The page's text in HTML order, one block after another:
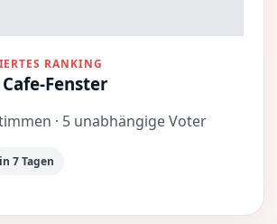
RANKING
Fenster
· 5 unabhängige Voter
7 Tagen